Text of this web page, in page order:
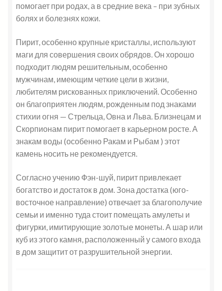
помогает при родах, а в средние века – при зубных
болях и болезнях кожи.
Пирит, особенно крупные кристаллы, используют
маги для совершения своих обрядов. Он хорошо
подходит людям решительным, особенно
мужчинам, имеющим четкие цели в жизни,
любителям рискованных приключений. Особенно
он благоприятен людям, рожденным под знаками
стихии огня — Стрельца, Овна и Льва. Близнецам и
Скорпионам пирит помогает в карьерном росте. А
знакам воды (особенно Ракам и Рыбам ) этот
камень носить не рекомендуется.
Согласно учению Фэн-шуй, пирит привлекает
богатство и достаток в дом. Зона достатка (юго-
восточное направление) отвечает за благополучие
семьи и именно туда стоит помещать амулеты и
фигурки, имитирующие золотые монеты. А шар или
куб из этого камня, расположенный у самого входа
в дом защитит от разрушительной энергии.